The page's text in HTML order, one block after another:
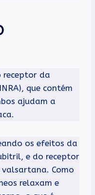
receptor da
que contém
ajudam a
os efeitos da
e do receptor
Como
relaxam e